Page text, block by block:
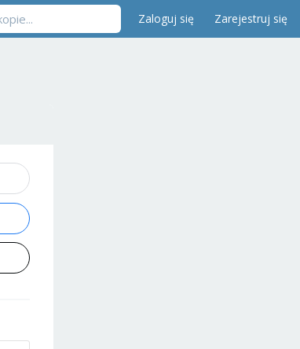
Zaloguj się Zarejestruj się